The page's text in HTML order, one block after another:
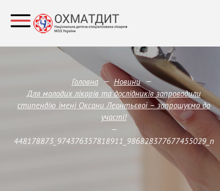
Головна — Новини —
Для молодих лікарів та дослідників запровадили
стипендію імені Оксани Леонтьєвої – запрошуємо до
участі!
—
448178873_974376357818911_986828377677455029_n